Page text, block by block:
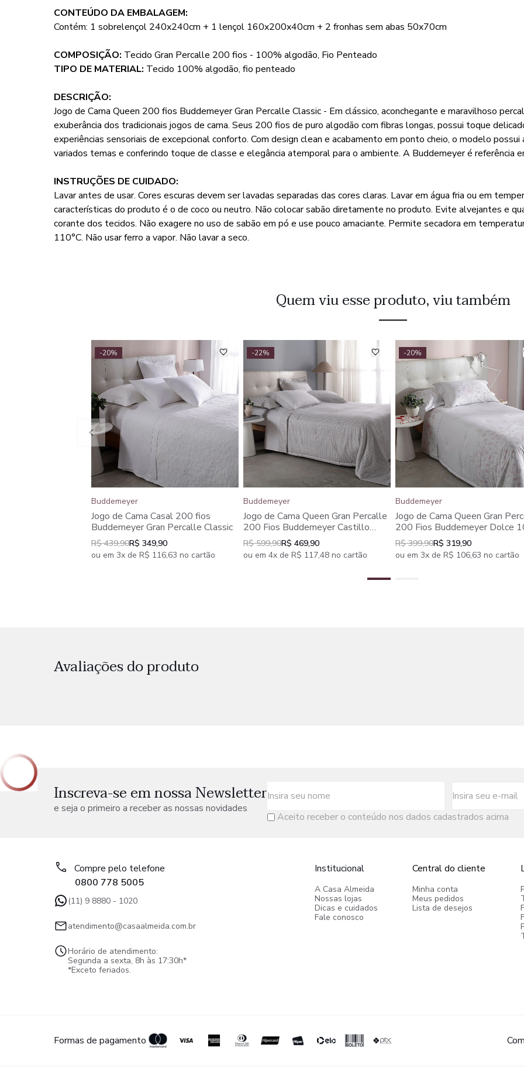
CONTEÚDO DA EMBALAGEM:
Contém: 1 sobrelençol 240x240cm + 1 lençol 160x200x40cm + 2 fronhas sem abas 50x70cm
COMPOSIÇÃO: Tecido Gran Percalle 200 fios - 100% algodão, Fio Penteado
TIPO DE MATERIAL: Tecido 100% algodão, fio penteado
DESCRIÇÃO:
Jogo de Cama Queen 200 fios Buddemeyer Gran Percalle Classic - Em clássico, aconchegante e maravilhoso
exuberância dos tradicionais jogos de cama. Seus 200 fios de puro algodão com fibras longas, possui toque
experiências sensoriais de excepcional conforto. Com design clean e acabamento em ponto cheio, o modelo
variados temas e conferindo toque de classe e elegância atemporal para o ambiente. A Buddemeyer é referência
INSTRUÇÕES DE CUIDADO:
Lavar antes de usar. Cores escuras devem ser lavadas separadas das cores claras. Lavar em água fria ou em
características do produto é o de coco ou neutro. Não colocar sabão diretamente no produto. Evite alvejantes e
corante dos tecidos. Não exagere no uso de sabão em pó e use pouco amaciante. Permite secadora em
110°C. Não usar ferro a vapor. Não lavar a seco.
Quem viu esse produto, viu também
-20%
Buddemeyer
Jogo de Cama Casal 200 fios
Buddemeyer Gran Percalle Classic
R$ 439,90R$ 349,90
ou em 3x de R$ 116,63 no cartão
-22%
Buddemeyer
Jogo de Cama Queen Gran Percalle
200 Fios Buddemeyer Castillo
100% Algodão Estampado 4
peças
R$ 599,90R$ 469,90
ou em 4x de R$ 117,48 no cartão
-20%
Buddemeyer
Jogo de Cama Queen Gran
200 Fios Buddemeyer Dolce
Algodão Estampado 4 peças
R$ 399,90R$ 319,90
ou em 3x de R$ 106,63 no cartão
Avaliações do produto
Inscreva-se em nossa Newsletter
e seja o primeiro a receber as nossas novidades
Aceito receber o conteúdo nos dados cadastrados acima
Compre pelo telefone
0800 778 5005
(11) 9 8880 - 1020
atendimento@casaalmeida.com.br
Horário de atendimento:
Segunda a sexta, 8h às 17:30h*
*Exceto feriados.
Institucional
A Casa Almeida
Nossas lojas
Dicas e cuidados
Fale conosco
Central do cliente
Minha conta
Meus pedidos
Lista de desejos
Formas de pagamento